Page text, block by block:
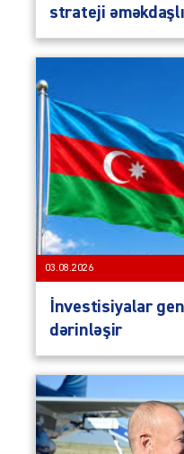
strateji
03.08.2026
İnvestisiyalar
dərinləşir